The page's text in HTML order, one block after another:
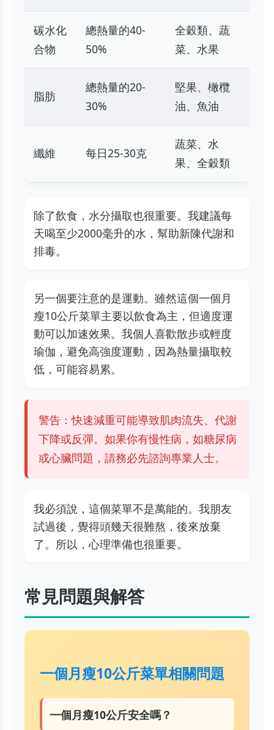
碳水化
合物
總熱量的40-
50%
全穀類、蔬
菜、水果
脂肪
總熱量的20-
30%
堅果、橄欖
油、魚油
纖維 每日25-30克
蔬菜、水
果、全穀類
除了飲食，水分攝取也很重要。我建議每
天喝至少2000毫升的水，幫助新陳代謝和
排毒。
另一個要注意的是運動。雖然這個一個月
瘦10公斤菜單主要以飲食為主，但適度運
動可以加速效果。我個人喜歡散步或輕度
瑜伽，避免高強度運動，因為熱量攝取較
低，可能容易累。
警告：快速減重可能導致肌肉流失、代謝
下降或反彈。如果你有慢性病，如糖尿病
或心臟問題，請務必先諮詢專業人士。
我必須說，這個菜單不是萬能的。我朋友
試過後，覺得頭幾天很難熬，後來放棄
了。所以，心理準備也很重要。
常見問題與解答
一個月瘦10公斤菜單相關問題
一個月瘦10公斤安全嗎？